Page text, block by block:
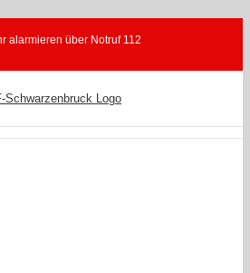
alarmieren über Notruf 112